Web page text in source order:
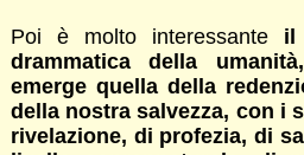
Poi è molto interessante il
drammatica della
emerge quella della
della nostra salvezza, con i
rivelazione, di profezia, di